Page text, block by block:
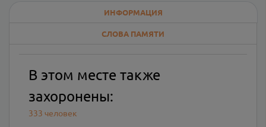
ИНФОРМАЦИЯ
СЛОВА ПАМЯТИ
В этом месте также
захоронены:
333 человек